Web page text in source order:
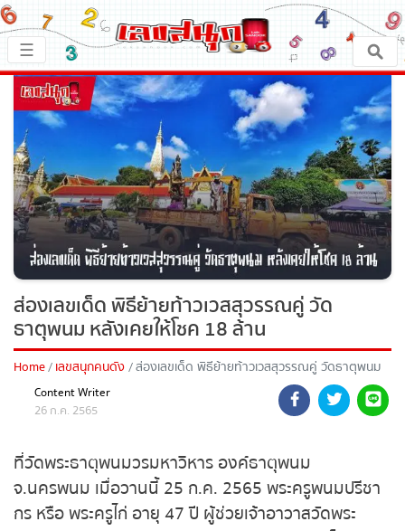
หน้าหลัก
เลขเด็ด
ตรวจเลขสนุก
เลขสนุกมงคล
เลขสนุกคนดัง
เลขสนุกความเชื่อ
หวยสด
ถ่ายทอดสดหวยออมสิน
×
☰
ส่องเลขเด็ด พิธีย้ายท้าวเวสสุวรรณคู่ วัด
ธาตุพนม หลังเคยให้โชค 18 ล้าน
Home เลขสนุกคนดัง
ส่องเลขเด็ด พิธีย้ายท้าวเวสสุวรรณคู่ วัดธาตุพนม
หลังเคยให้โชค 18 ล้าน
Content Writer
ที่วัดพระธาตุพนมวรมหาวิหาร องค์ธาตุพนม
จ.นครพนม เมื่อวานนี้ 25 ก.ค. 2565 พระครูพนม
ปรีชากร หรือ พระครูไก่ อายุ 47 ปี ผู้ช่วยเจ้าอาวาสวัด
x ปิดโฆษณา